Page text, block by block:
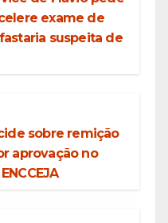
exame de
suspeita de
sobre remição
aprovação no